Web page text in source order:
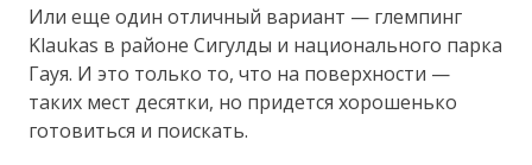
Или еще один отличный вариант — глемпинг
Klaukas в районе Сигулды и национального парка
Гауя. И это только то, что на поверхности —
таких мест десятки, но придется хорошенько
готовиться и поискать.